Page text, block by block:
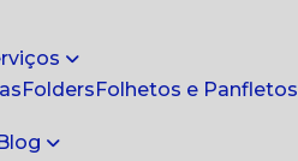
Folders Folhetos e Panfletos
Blog